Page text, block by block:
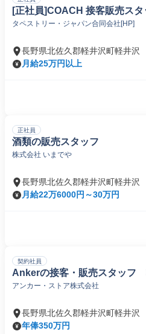
[正社員]COACH 接客販売スタ
タペストリー・ジャパン合同会社[HP]
長野県北佐久郡軽井沢町軽井沢
月給25万円以上
正社員
酒類の販売スタッフ
株式会社 いまでや
長野県北佐久郡軽井沢町軽井沢
月給22万6000円～30万円
契約社員
Ankerの接客・販売スタッフ
アンカー・ストア株式会社
長野県北佐久郡軽井沢町軽井沢
年俸350万円